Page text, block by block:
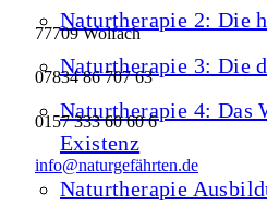
Naturtherapie 2: Die
Naturtherapie 3: Die
Naturtherapie 4: Das
Existenz
Naturtherapie
77709 Wolfach
07834 86 707 63
0157 333 60 60 6
info@naturgefährten.de